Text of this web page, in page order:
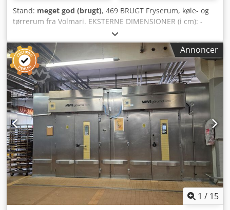
Stand: meget god (brugt), 469 BRUGT Fryserum, køle- og
tørrerum fra Volmari. EKSTERNE DIMENSIONER (i cm): -
bredde 300 - længde 1430 INTERNE DIMENSIONER (i cm):
Rum 1: - bredde 276 - længde 976 Dodpfx Aezry Nyecpsck
Rum 2: - bredde 276 - længde 355 Tilgængelige betalte
muligheder: transport. Den angivne pris er en netto-pris.
VI TALER ENGELSK, TYSK, FRANSK, RUSISK OG UKRAINSK. I
vores sortiment finder du: bageovne, vognovne, hyldeovne,
konditorovne, butiks-ovne, el-ovne, olieovne, gasovne,
termo-olieovne, bage-maskiner, bage-udstyr, brødlinjer,
bollelinjer, kage-linjer, croissant-linjer, baguette-maskiner,
dejblandere, mixere, valsemaskiner, wienerbrødsmaginer.
Hvis du vil se vores fulde, aktuelle sortiment, så besøg
vores Bakeres-profil.
Annoncer
1 / 15